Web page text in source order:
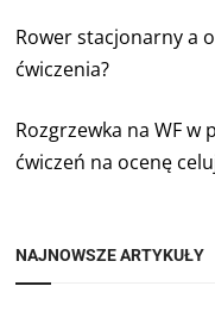
Rower stacjonarny a
ćwiczenia?
Rozgrzewka na WF w
ćwiczeń na ocenę
NAJNOWSZE ARTYKUŁY